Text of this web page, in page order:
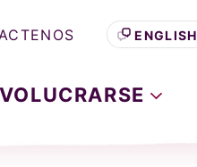
ENGLISH